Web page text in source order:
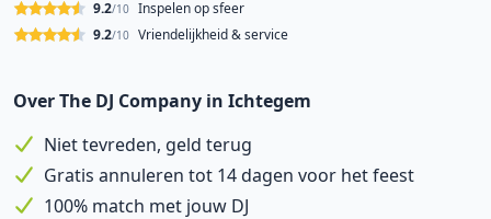
Inspelen op sfeer
9.2/10
Vriendelijkheid & service
9.2/10
Over The DJ Company in Ichtegem
Niet tevreden, geld terug
Gratis annuleren tot 14 dagen voor het feest
100% match met jouw DJ